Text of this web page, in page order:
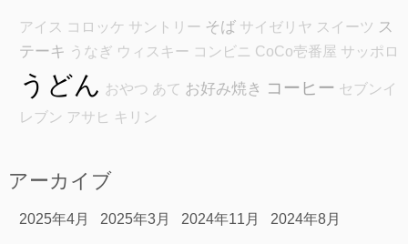
アイス コロッケ サントリー そば サイゼリヤ スイーツ ス
テーキ うなぎ ウィスキー コンビニ CoCo壱番屋 サッポロ
うどん おやつ あて お好み焼き コーヒー セブンイ
レブン アサヒ キリン
アーカイブ
2025年4月 2025年3月 2024年11月 2024年8月